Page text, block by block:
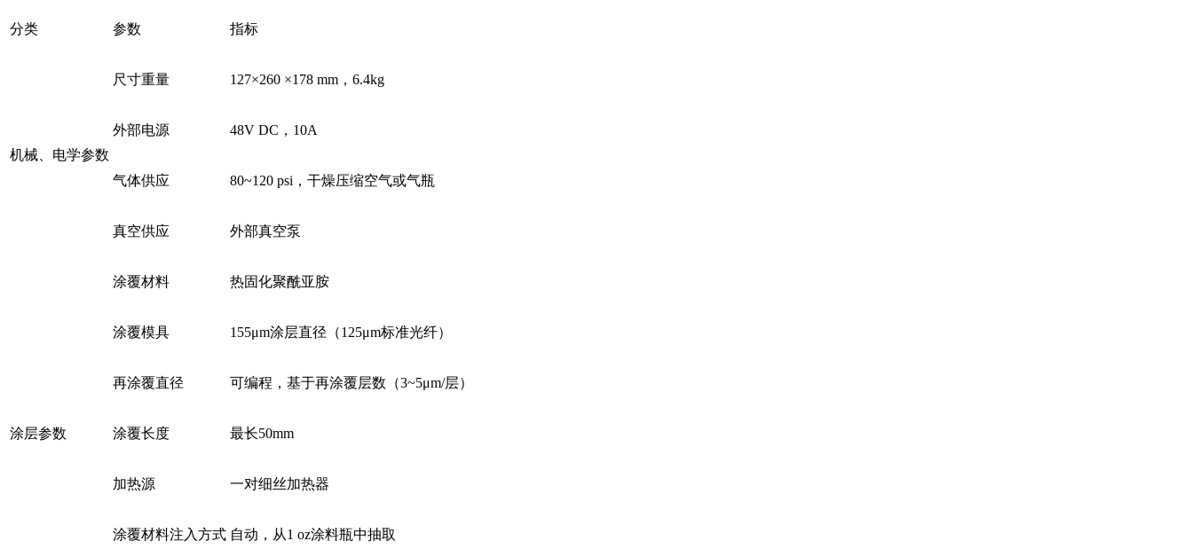
分类 参数 指标
机械、电学参数
尺寸重量 127×260 ×178 mm，6.4kg
外部电源 48V DC，10A
气体供应 80~120 psi，干燥压缩空气或气瓶
真空供应 外部真空泵
涂层参数
涂覆材料 热固化聚酰亚胺
涂覆模具 155μm涂层直径（125μm标准光纤）
再涂覆直径 可编程，基于再涂覆层数（3~5μm/层）
涂覆长度 最长50mm
加热源 一对细丝加热器
涂覆材料注入方式 自动，从1 oz涂料瓶中抽取